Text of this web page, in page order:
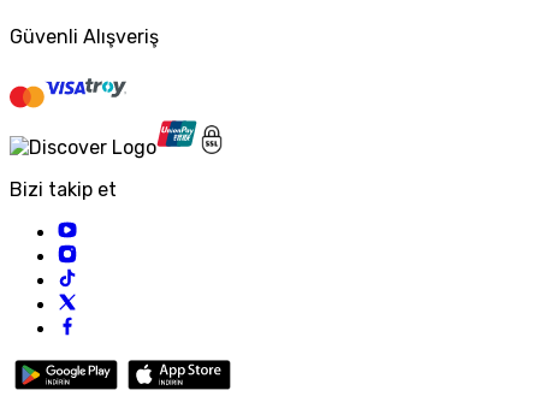
Güvenli Alışveriş
Bizi takip et